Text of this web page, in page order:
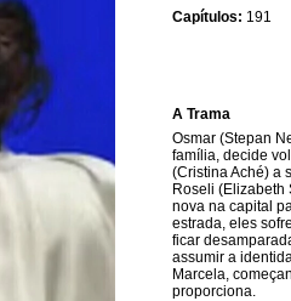
Capítulos: 191
A Trama
Osmar (Stepan
família, decide
(Cristina Aché) a
Roseli (Elizabeth
nova na capital
estrada, eles
ficar
assumir a
Marcela,
proporciona.